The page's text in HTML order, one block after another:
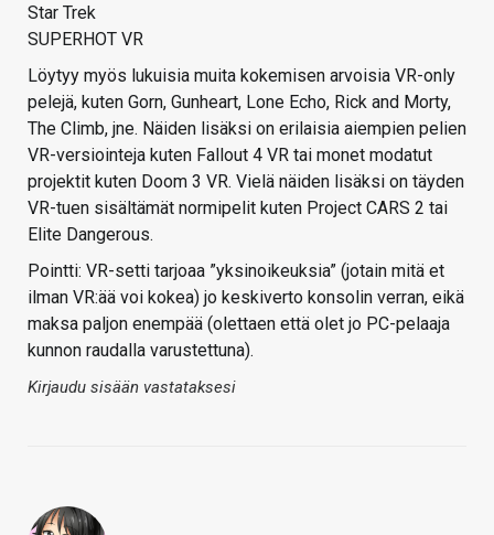
Star Trek
SUPERHOT VR
Löytyy myös lukuisia muita kokemisen arvoisia VR-only
pelejä, kuten Gorn, Gunheart, Lone Echo, Rick and Morty,
The Climb, jne. Näiden lisäksi on erilaisia aiempien pelien
VR-versiointeja kuten Fallout 4 VR tai monet modatut
projektit kuten Doom 3 VR. Vielä näiden lisäksi on täyden
VR-tuen sisältämät normipelit kuten Project CARS 2 tai
Elite Dangerous.
Pointti: VR-setti tarjoaa ”yksinoikeuksia” (jotain mitä et
ilman VR:ää voi kokea) jo keskiverto konsolin verran, eikä
maksa paljon enempää (olettaen että olet jo PC-pelaaja
kunnon raudalla varustettuna).
Kirjaudu sisään vastataksesi